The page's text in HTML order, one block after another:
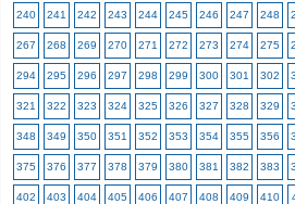
240 241 242 243 244 245 246 247 248
267 268 269 270 271 272 273 274 275
294 295 296 297 298 299 300 301 302
321 322 323 324 325 326 327 328 329
348 349 350 351 352 353 354 355 356
375 376 377 378 379 380 381 382 383
402 403 404 405 406 407 408 409 410